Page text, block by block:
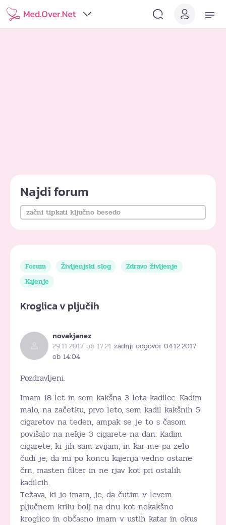
Najdi forum
Forum Življenjski slog
Zdravo življenje
Kajenje
Kroglica v pljučih
novakjanez
29.11.2017 ob 17:21 zadnji odgovor 04.12.2017
ob 14:04
Pozdravljeni.
Imam 18 let in sem kakšna 3 leta kadilec. Kadim
malo, na začetku, prvo leto, sem kadil kakšnih 5
cigaretov na teden, ampak se je to s časom
povišalo na nekje 3 cigarete na dan. Kadim
cigarete, ki jih sam zvijam, in kar me pa zelo
čudi je, da mi po koncu kajenja vedno ostane
črn, masten filter in ne rjav kot pri ostalih
kadilcih.
Težava, ki jo imam, je, da čutim v levem
pljučnem krilu bolj na dnu kot nekakšno
kroglico in občasno imam v ustih katar in okus